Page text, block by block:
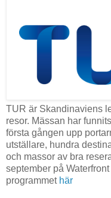
TUR är Skandinaviens
resor. Mässan har
första gången upp
utställare, hundra
och massor av bra
september på
programmet här